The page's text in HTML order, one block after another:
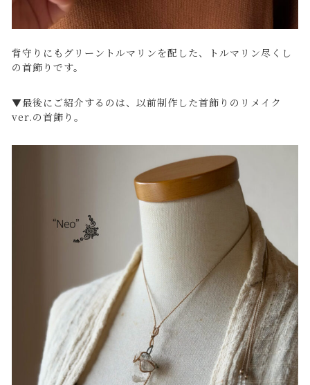
背守りにもグリーントルマリンを配した、トルマリン尽くし
の首飾りです。
▼最後にご紹介するのは、以前制作した首飾りのリメイク
ver.の首飾り。